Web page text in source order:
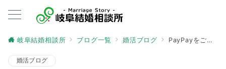
岐阜結婚相談所 ブログ一覧 婚活ブログ PayPayをご利用して頂けます！
婚活ブログ